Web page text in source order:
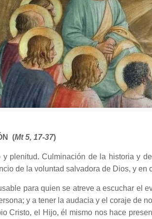
(Mt 5, 17-37)
y plenitud. Culminación de la historia y
de la voluntad salvadora de Dios, y en
para quien se atreve a escuchar el
y a tener la audacia y el coraje de
Cristo, el Hijo, él mismo nos hace